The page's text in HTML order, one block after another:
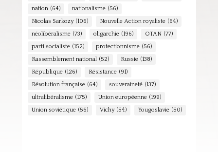
nation (64) nationalisme (56)
Nicolas Sarkozy (106) Nouvelle Action royaliste (64)
néolibéralisme (73) oligarchie (196) OTAN (77)
parti socialiste (152) protectionnisme (56)
Rassemblement national (52) Russie (138)
République (126) Résistance (91)
Révolution française (64) souveraineté (137)
ultralibéralisme (175) Union européenne (199)
Union soviétique (56) Vichy (54) Yougoslavie (50)